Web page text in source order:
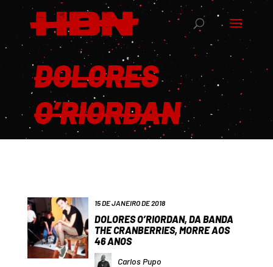
DOLORES
O’RIORDAN
15 DE JANEIRO DE 2018
DOLORES O’RIORDAN, DA BANDA
THE CRANBERRIES, MORRE AOS
46 ANOS
Carlos Pupo